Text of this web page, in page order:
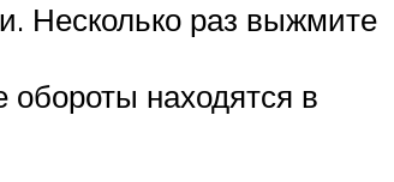
Несколько раз выжмите
обороты находятся в